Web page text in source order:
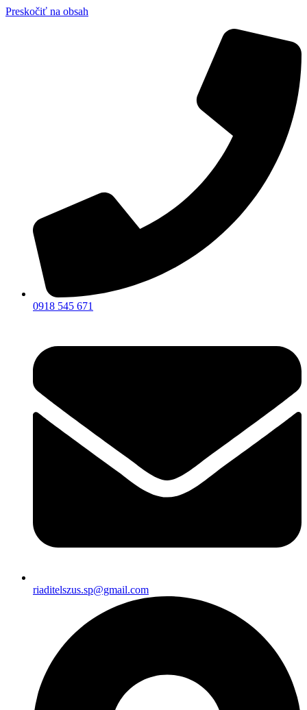
Preskočiť na obsah
0918 545 671
riaditelszus.sp@gmail.com